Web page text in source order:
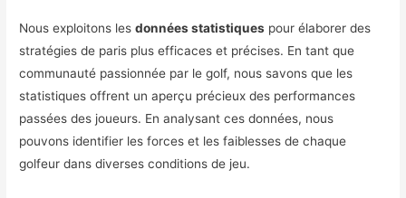
Nous exploitons lesdonnées statistiques pour élaborer des
stratégies de paris plus efficaces et précises. En tant que
communauté passionnée par le golf, nous savons que les
statistiques offrent un aperçu précieux des performances
passées des joueurs. En analysant ces données, nous
pouvons identifier les forces et les faiblesses de chaque
golfeur dans diverses conditions de jeu.